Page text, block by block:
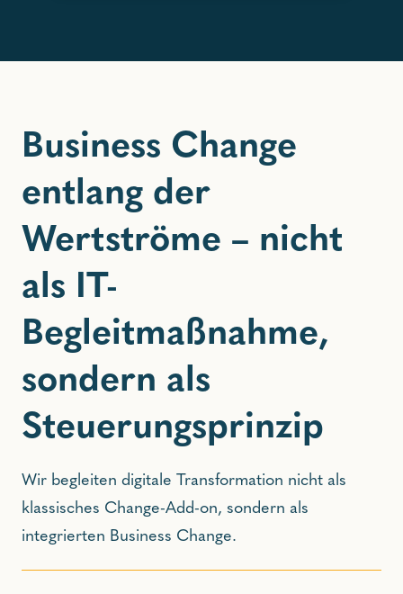
Business Change
entlang der
Wertströme – nicht
als IT-
Begleitmaßnahme,
sondern als
Steuerungsprinzip
Wir begleiten digitale Transformation nicht als
klassisches Change-Add-on, sondern als
integrierten Business Change.